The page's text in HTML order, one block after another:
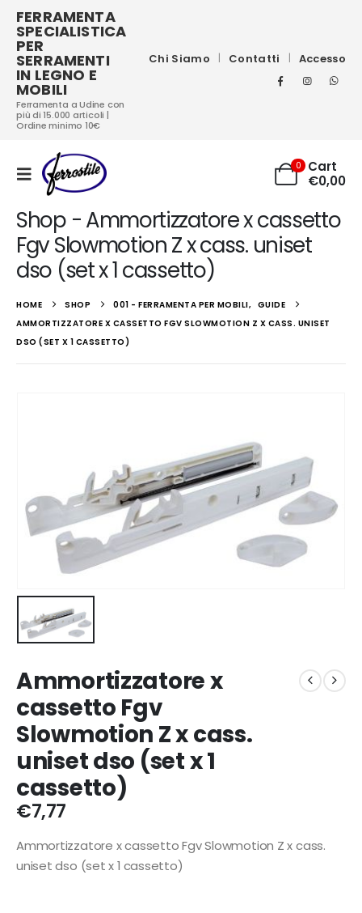
FERRAMENTA
SPECIALISTICA
PER
SERRAMENTI
IN LEGNO E
MOBILI
Ferramenta a Udine con
più di 15.000 articoli |
Ordine minimo 10€
Chi Siamo Contatti Accesso
0
Cart
€0,00
Shop - Ammortizzatore x cassetto
Fgv Slowmotion Z x cass. uniset
dso (set x 1 cassetto)
HOME SHOP 001 - FERRAMENTA PER MOBILI, GUIDE
AMMORTIZZATORE X CASSETTO FGV SLOWMOTION Z X CASS. UNISET
DSO (SET X 1 CASSETTO)
Ammortizzatore x
cassetto Fgv
Slowmotion Z x cass.
uniset dso (set x 1
cassetto)
€7,77
Ammortizzatore x cassetto Fgv Slowmotion Z x cass.
uniset dso (set x 1 cassetto)